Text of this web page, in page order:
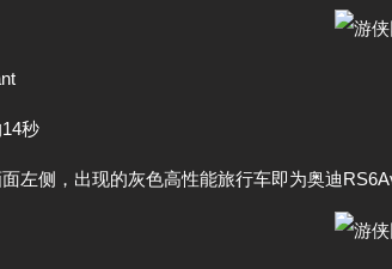
秒
左侧，出现的灰色高性能旅行车即为奥迪